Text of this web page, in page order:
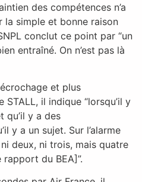
des compétences n’a
simple et bonne raison
conclut ce point par “un
entraîné. On n’est pas là
et plus
STALL, il indique “lorsqu’il y
qu’il y a des
y a un sujet. Sur l’alarme
ni deux, ni trois, mais quatre
du BEA]”.